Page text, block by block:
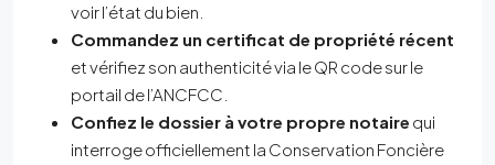
voir l’état du bien.
Commandez un certificat de propriété récent
et vérifiez son authenticité via le QR code sur le
portail de l’ANCFCC.
Confiez le dossier à votre propre notaire qui
interroge officiellement la Conservation Foncière